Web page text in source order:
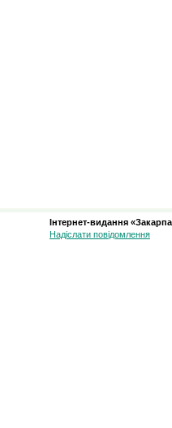
Інтернет-видання
Надіслати повідомлення